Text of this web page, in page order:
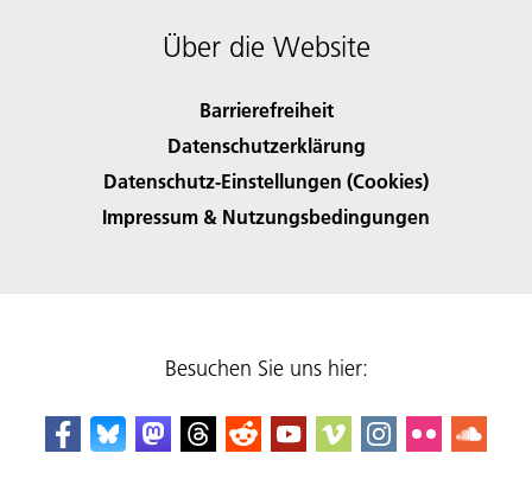
Über die Website
Barrierefreiheit
Datenschutzerklärung
Datenschutz-Einstellungen (Cookies)
Impressum & Nutzungsbedingungen
Besuchen Sie uns hier: